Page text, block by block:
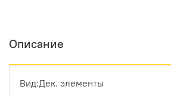
Описание
Вид:Дек. элементы